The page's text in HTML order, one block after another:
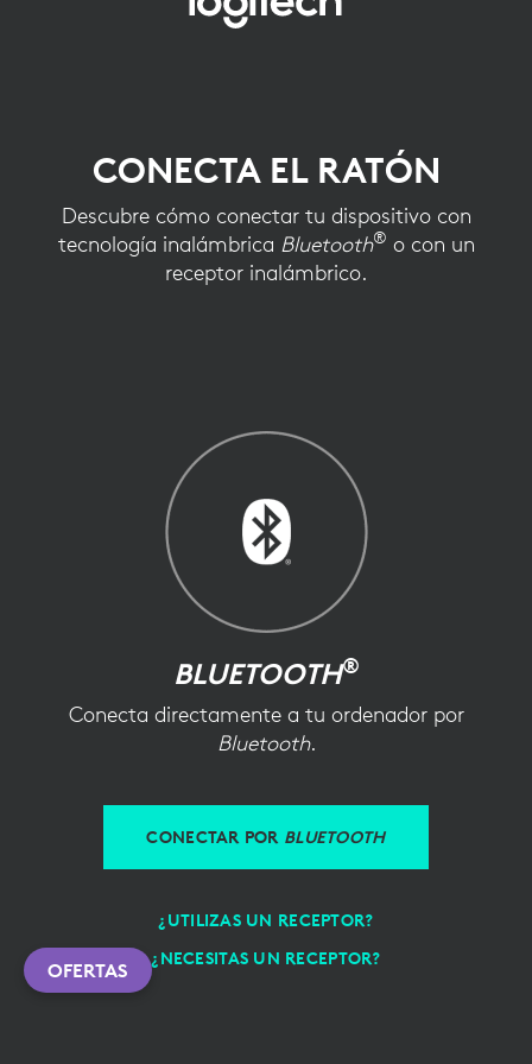
CONECTA EL RATÓN
Descubre cómo conectar tu dispositivo con
tecnología inalámbrica Bluetooth® o con un
receptor inalámbrico.
BLUETOOTH®
Conecta directamente a tu ordenador por
Bluetooth.
CONECTAR POR BLUETOOTH
¿UTILIZAS UN RECEPTOR?
¿NECESITAS UN RECEPTOR?
OFERTAS